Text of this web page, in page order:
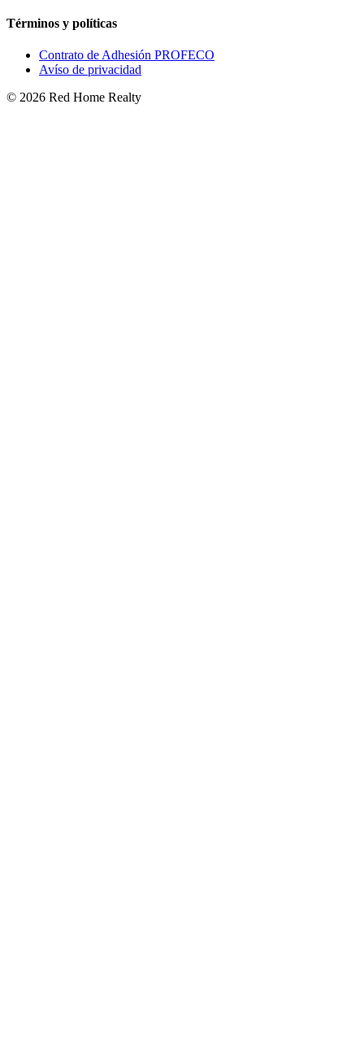
Términos y políticas
Contrato de Adhesión PROFECO
Avíso de privacidad
© 2026 Red Home Realty